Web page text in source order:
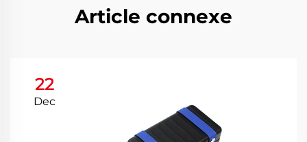
Article connexe
22
Dec